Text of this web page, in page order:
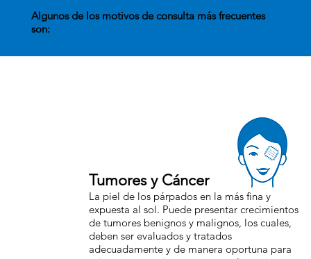
Algunos de los motivos de consulta más frecuentes
son:
Tumores y Cáncer
La piel de los párpados en la más fina y
expuesta al sol. Puede presentar crecimientos
de tumores benignos y malignos, los cuales,
deben ser evaluados y tratados
adecuadamente y de manera oportuna para